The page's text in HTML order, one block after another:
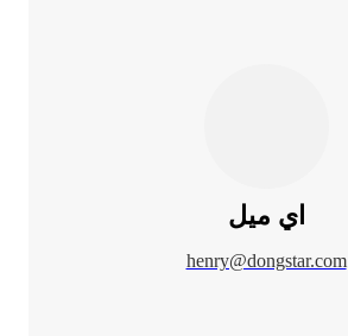
اي ميل
henry@dongstar.com